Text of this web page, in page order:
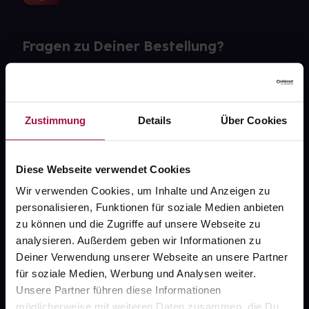
Zustimmung Details Über Cookies
Diese Webseite verwendet Cookies
Wir verwenden Cookies, um Inhalte und Anzeigen zu
personalisieren, Funktionen für soziale Medien anbieten
zu können und die Zugriffe auf unsere Webseite zu
analysieren. Außerdem geben wir Informationen zu
Deiner Verwendung unserer Webseite an unsere Partner
für soziale Medien, Werbung und Analysen weiter.
Unsere Partner führen diese Informationen
Fragen zu Deiner Bestellung?
Über uns
Karriere